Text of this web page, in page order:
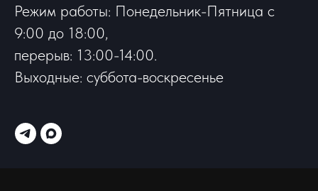
Режим работы: Понедельник-Пятница с
9:00 до 18:00,
перерыв: 13:00-14:00.
Выходные: суббота-воскресенье